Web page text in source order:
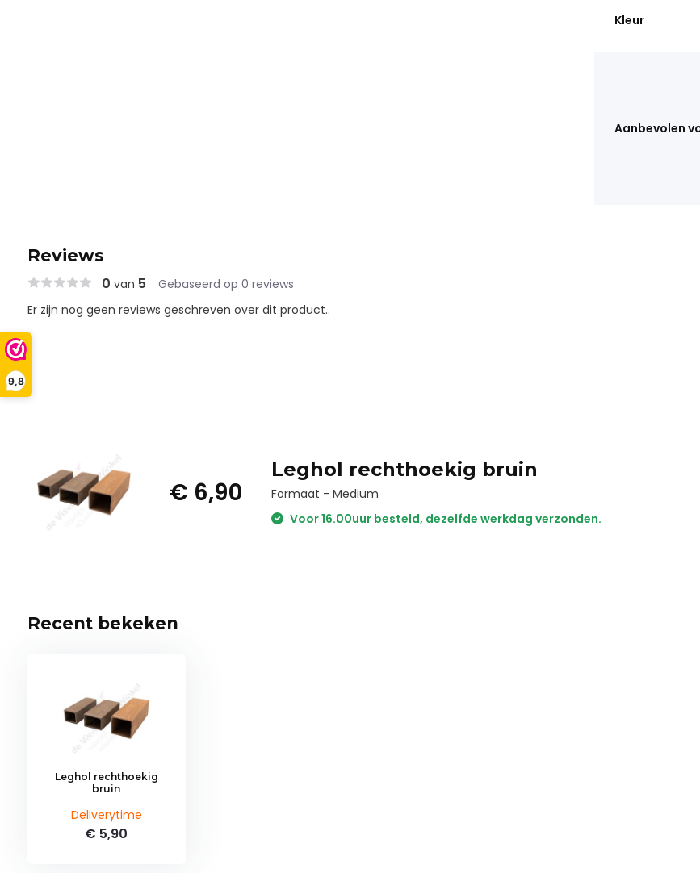
9,8
Kleur
Aanbevolen
Reviews
0 van 5 Gebaseerd op 0 reviews
Er zijn nog geen reviews geschreven over dit product..
€ 6,90
Leghol rechthoekig bruin
Formaat - Medium
Voor 16.00uur besteld, dezelfde werkdag verzonden.
Recent bekeken
Leghol rechthoekig
bruin
Deliverytime
€ 5,90